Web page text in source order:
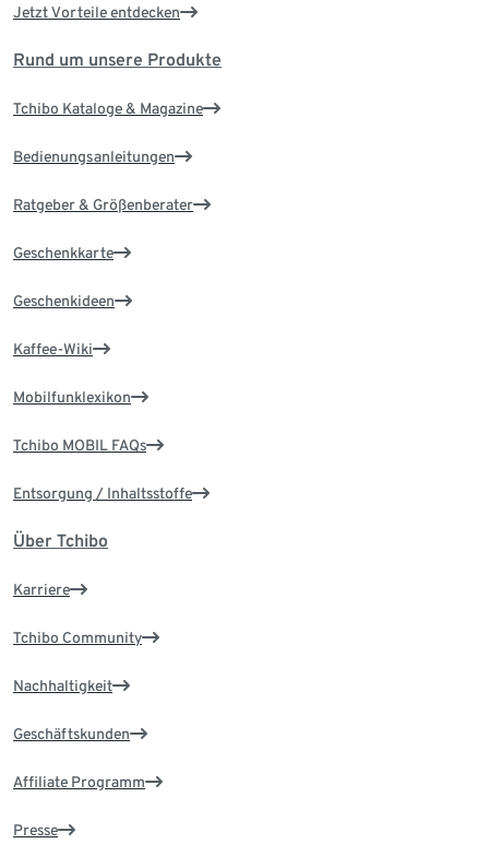
Jetzt Vorteile entdecken
Rund um unsere Produkte
Tchibo Kataloge & Magazine
Bedienungsanleitungen
Ratgeber & Größenberater
Geschenkkarte
Geschenkideen
Kaffee-Wiki
Mobilfunklexikon
Tchibo MOBIL FAQs
Entsorgung / Inhaltsstoffe
Über Tchibo
Karriere
Tchibo Community
Nachhaltigkeit
Geschäftskunden
Affiliate Programm
Presse